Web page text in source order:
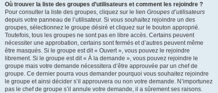
Où trouver la liste des groupes d’utilisateurs et comment les rejoindre ?
Pour consulter la liste des groupes, cliquez sur le lien Groupes d’utilisateurs
depuis votre panneau de l’utilisateur. Si vous souhaitez rejoindre un des
groupes, sélectionnez le groupe désiré et cliquez sur le bouton approprié.
Toutefois, tous les groupes ne sont pas en libre accès. Certains peuvent
nécessiter une approbation, certains sont fermés et d’autres peuvent même
être masqués. Si le groupe est dit « Ouvert », vous pouvez le rejoindre
librement. Si le groupe est dit « À la demande », vous pouvez rejoindre le
groupe mais votre demande nécessitera d’être approuvée par un chef de
groupe. Ce dernier pourra vous demander pourquoi vous souhaitez rejoindre
le groupe et ainsi décider s’il approuvera ou non votre demande. N’importunez
pas le chef de groupe s’il annule votre demande, il a sûrement ses raisons.